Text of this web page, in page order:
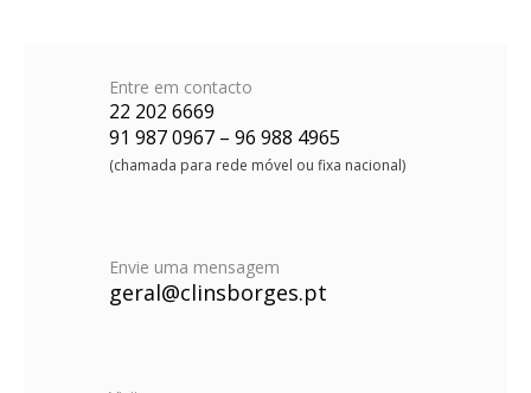
Entre em contacto
22 202 6669
91 987 0967 – 96 988 4965
(chamada para rede móvel ou fixa nacional)
Envie uma mensagem
geral@clinsborges.pt